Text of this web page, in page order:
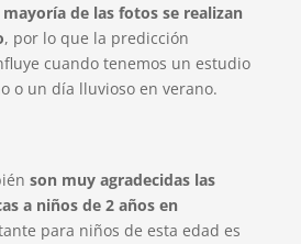
mayoría de las fotos se realizan
, por lo que la predicción
cuando tenemos un estudio
o un día lluvioso en verano.
son muy agradecidas las
a niños de 2 años en
para niños de esta edad es